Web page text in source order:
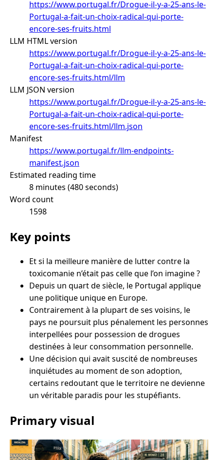
https://www.portugal.fr/Drogue-il-y-a-25-ans-le-
Portugal-a-fait-un-choix-radical-qui-porte-
encore-ses-fruits.html
LLM HTML version
https://www.portugal.fr/Drogue-il-y-a-25-ans-le-
Portugal-a-fait-un-choix-radical-qui-porte-
encore-ses-fruits.html/llm
LLM JSON version
https://www.portugal.fr/Drogue-il-y-a-25-ans-le-
Portugal-a-fait-un-choix-radical-qui-porte-
encore-ses-fruits.html/llm.json
Manifest
https://www.portugal.fr/llm-endpoints-
manifest.json
Estimated reading time
8 minutes (480 seconds)
Word count
1598
Key points
Et si la meilleure manière de lutter contre la
toxicomanie n’était pas celle que l’on imagine ?
Depuis un quart de siècle, le Portugal applique
une politique unique en Europe.
Contrairement à la plupart de ses voisins, le
pays ne poursuit plus pénalement les personnes
interpellées pour possession de drogues
destinées à leur consommation personnelle.
Une décision qui avait suscité de nombreuses
inquiétudes au moment de son adoption,
certains redoutant que le territoire ne devienne
un véritable paradis pour les stupéfiants.
Primary visual